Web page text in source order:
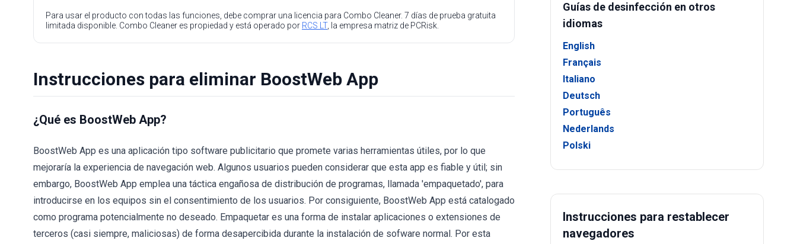
Para usar el producto con todas las funciones, debe comprar una licencia para Combo Cleaner. 7 días de prueba gratuita
limitada disponible. Combo Cleaner es propiedad y está operado por RCS LT, la empresa matriz de PCRisk.
Instrucciones para eliminar BoostWeb App
¿Qué es BoostWeb App?
BoostWeb App es una aplicación tipo software publicitario que promete varias herramientas útiles, por lo que
mejoraría la experiencia de navegación web. Algunos usuarios pueden considerar que esta app es fiable y útil; sin
embargo, BoostWeb App emplea una táctica engañosa de distribución de programas, llamada 'empaquetado', para
introducirse en los equipos sin el consentimiento de los usuarios. Por consiguiente, BoostWeb App está catalogado
como programa potencialmente no deseado. Empaquetar es una forma de instalar aplicaciones o extensiones de
terceros (casi siempre, maliciosas) de forma desapercibida durante la instalación de sofware normal. Por esta
Guías de desinfección en otros
idiomas
English
Français
Italiano
Deutsch
Português
Nederlands
Polski
Instrucciones para restablecer
navegadores